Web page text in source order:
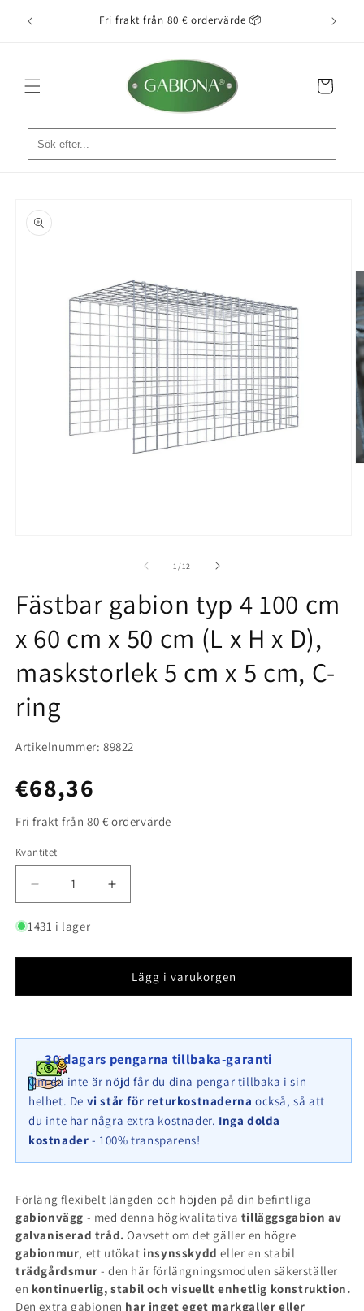
till
🚚 Fri frakt från 80 € ordervärde 📦
Varukorg
1 /av
12
Fästbar gabion typ 4 100 cm
x 60 cm x 50 cm (L x H x D),
maskstorlek 5 cm x 5 cm, C-
ring
Artikelnummer: 89822
Ordinarie
pris
€68,36
Fri frakt från 80 € ordervärde
Kvantitet
Kvantitet
Minska
kvantitet
för
gabion
4
60
cm
x
50
cm
(L
x
x
D),
maskstorlek
5
cm
x
5
Öka
kvantitet
gabion
4
60
cm
x
cm
(L
x
x
D),
maskstorlek
5
cm
x
5
1431 i lager
Lägg i varukorgen
30 dagars pengarna tillbaka-garanti
Om du inte är nöjd får du dina pengar tillbaka i sin
helhet. De vi står för returkostnaderna också, så att
du inte har några extra kostnader. Inga dolda
kostnader - 100% transparens!
Förläng flexibelt längden och höjden på din befintliga
gabionvägg - med denna högkvalitativa tilläggsgabion av
galvaniserad tråd. Oavsett om det gäller en högre
gabionmur, ett utökat insynsskydd eller en stabil
trädgårdsmur - den här förlängningsmodulen säkerställer
en kontinuerlig, stabil och visuellt enhetlig konstruktion.
Den extra gabionen har inget eget markgaller eller